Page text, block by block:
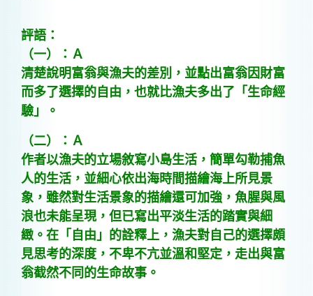
評語：
（一）：Ａ
清楚說明富翁與漁夫的差別，並點出富翁因財富
而多了選擇的自由，也就比漁夫多出了「生命經
驗」。
（二）：Ａ
作者以漁夫的立場敘寫小島生活，簡單勾勒捕魚
人的生活，並細心依出海時間描繪海上所見景
象，雖然對生活景象的描繪還可加強，魚腥與風
浪也未能呈現，但已寫出平淡生活的踏實與細
緻。在「自由」的詮釋上，漁夫對自己的選擇頗
見思考的深度，不卑不亢並溫和堅定，走出與富
翁截然不同的生命故事。